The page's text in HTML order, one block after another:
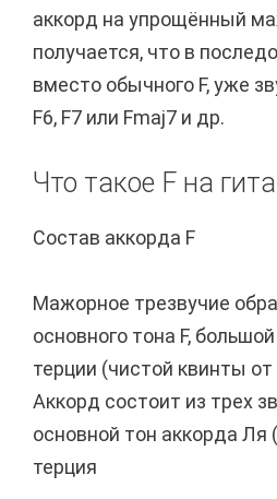
аккорд на упрощённый
получается, что в
вместо обычного F, уже
F6, F7 или Fmaj7 и др.
Что такое F на
Состав аккорда F
Мажорное трезвучие
основного тона F,
терции (чистой квинты от
Аккорд состоит из трех
основной тон аккорда Ля
терция